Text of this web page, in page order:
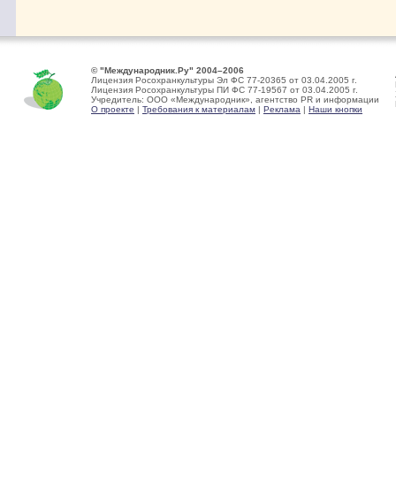
© "Международник.Ру" 2004–2006
Лицензия Росохранкультуры Эл ФС 77-20365 от 03.04.2005 г.
Лицензия Росохранкультуры ПИ ФС 77-19567 от 03.04.2005 г.
Учредитель: ООО «Международник», агентство PR и информации
О проекте | Требования к материалам | Реклама | Наши кнопки